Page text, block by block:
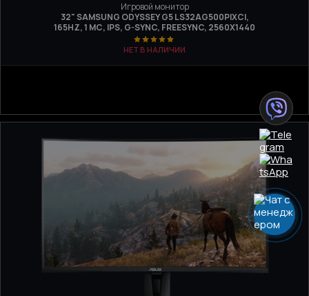
Игровой монитор
32" SAMSUNG ODYSSEY G5 LS32AG500PIXCI,
165HZ, 1 МС, IPS, G-SYNC, FREESYNC, 2560Х1440
НЕТ В НАЛИЧИИ